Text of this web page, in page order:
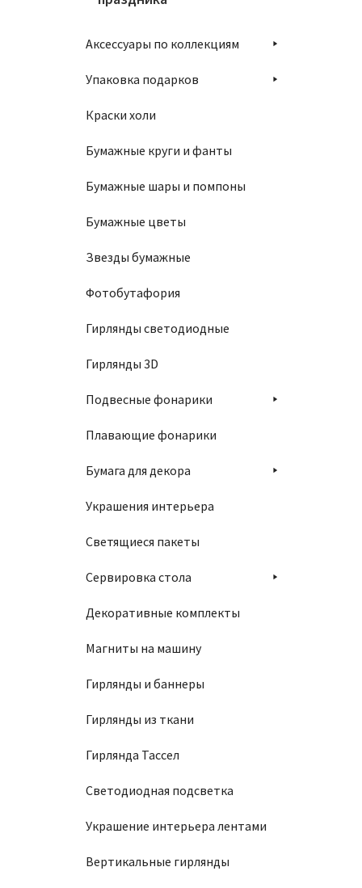
Аксессуары по коллекциям
Упаковка подарков
Краски холи
Бумажные круги и фанты
Бумажные шары и помпоны
Бумажные цветы
Звезды бумажные
Фотобутафория
Гирлянды светодиодные
Гирлянды 3D
Подвесные фонарики
Плавающие фонарики
Бумага для декора
Украшения интерьера
Светящиеся пакеты
Сервировка стола
Декоративные комплекты
Магниты на машину
Гирлянды и баннеры
Гирлянды из ткани
Гирлянда Тассел
Светодиодная подсветка
Украшение интерьера лентами
Вертикальные гирлянды